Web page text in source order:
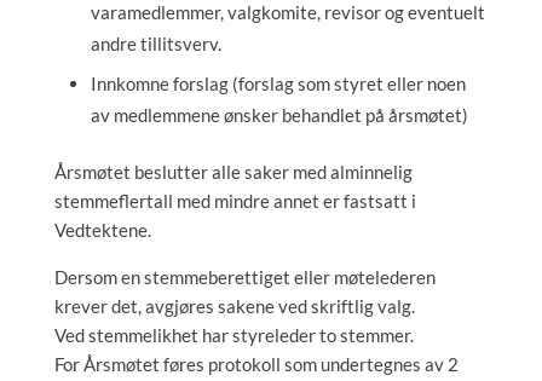
varamedlemmer, valgkomite, revisor og eventuelt
andre tillitsverv.
Innkomne forslag (forslag som styret eller noen
av medlemmene ønsker behandlet på årsmøtet)
Årsmøtet beslutter alle saker med alminnelig
stemmeflertall med mindre annet er fastsatt i
Vedtektene.
Dersom en stemmeberettiget eller møtelederen
krever det, avgjøres sakene ved skriftlig valg.
Ved stemmelikhet har styreleder to stemmer.
For Årsmøtet føres protokoll som undertegnes av 2